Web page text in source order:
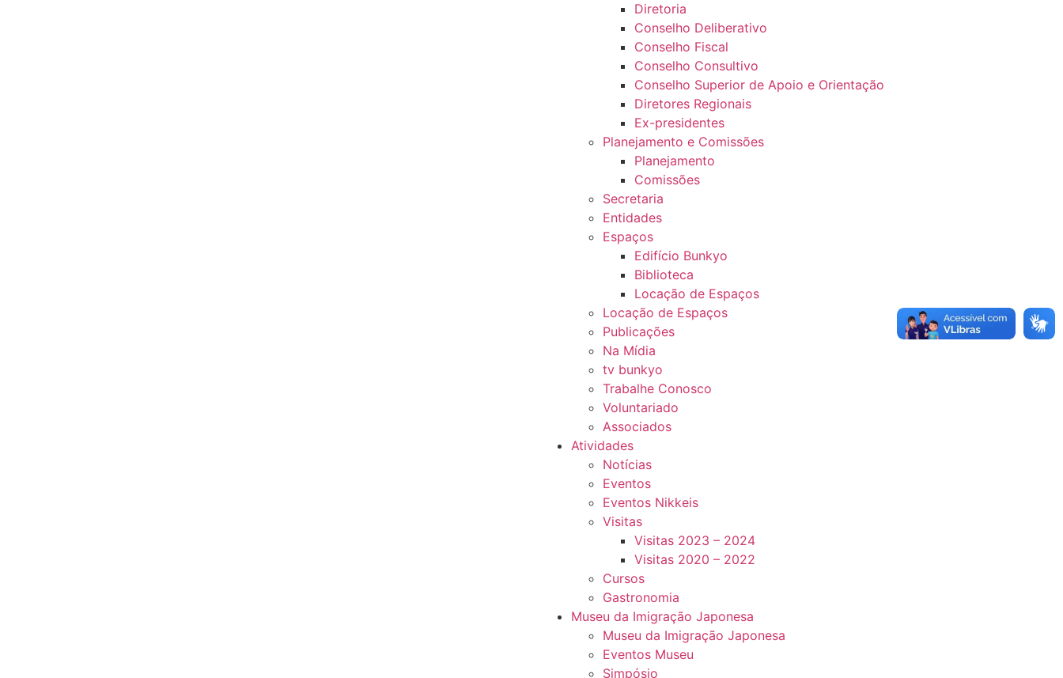
Diretoria
Conselho Deliberativo
Conselho Fiscal
Conselho Consultivo
Conselho Superior de Apoio e Orientação
Diretores Regionais
Ex-presidentes
Planejamento e Comissões
Planejamento
Comissões
Secretaria
Entidades
Espaços
Edifício Bunkyo
Biblioteca
Locação de Espaços
Locação de Espaços
Publicações
Na Mídia
tv bunkyo
Trabalhe Conosco
Voluntariado
Associados
Atividades
Notícias
Eventos
Eventos Nikkeis
Visitas
Visitas 2023 – 2024
Visitas 2020 – 2022
Cursos
Gastronomia
Museu da Imigração Japonesa
Museu da Imigração Japonesa
Eventos Museu
Simpósio